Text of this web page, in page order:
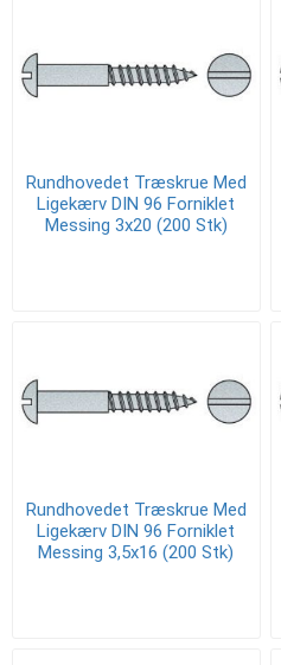
Rundhovedet Træskrue Med
Ligekærv DIN 96 Forniklet
Messing 3x20 (200 Stk)
Rundhovedet Træskrue Med
Ligekærv DIN 96 Forniklet
Messing 3,5x16 (200 Stk)